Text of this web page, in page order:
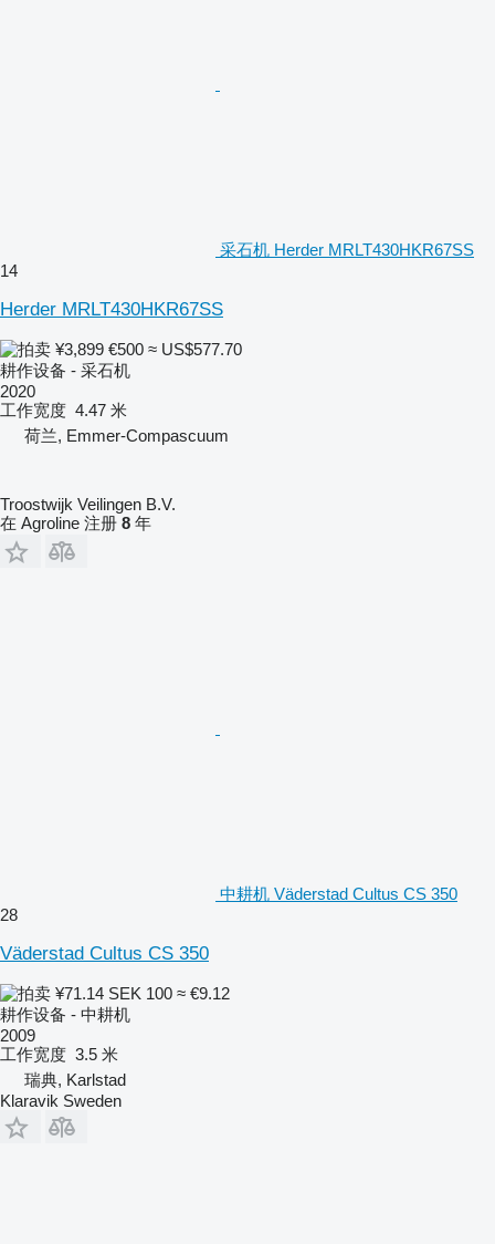
采石机 Herder MRLT430HKR67SS
14
Herder MRLT430HKR67SS
¥3,899 €500 ≈ US$577.70
耕作设备 - 采石机
2020
工作宽度 4.47 米
荷兰, Emmer-Compascuum
Troostwijk Veilingen B.V.
在 Agroline 注册 8 年
中耕机 Väderstad Cultus CS 350
28
Väderstad Cultus CS 350
¥71.14 SEK 100 ≈ €9.12
耕作设备 - 中耕机
2009
工作宽度 3.5 米
瑞典, Karlstad
Klaravik Sweden